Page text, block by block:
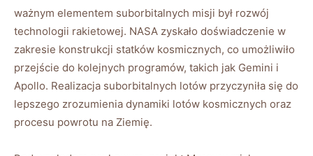
ważnym elementem suborbitalnych misji był rozwój
technologii rakietowej. NASA zyskało doświadczenie w
zakresie konstrukcji statków kosmicznych, co umożliwiło
przejście do kolejnych programów, takich jak Gemini i
Apollo. Realizacja suborbitalnych lotów przyczyniła się do
lepszego zrozumienia dynamiki lotów kosmicznych oraz
procesu powrotu na Ziemię.